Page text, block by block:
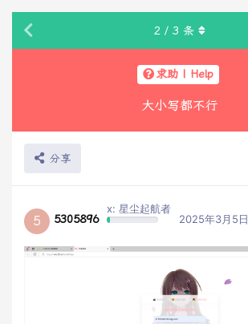
求助 | Help
大小写都不行
分享
2 / 3 条
5 5305896
x: 星尘起航者
2025年3月5日